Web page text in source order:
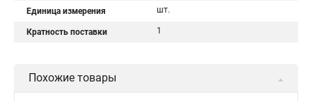
Единица измерения шт.
Кратность поставки 1
Похожие товары